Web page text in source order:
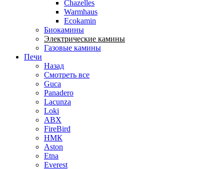
Chazelles
Warmhaus
Ecokamin
Биокамины
Электрические камины
Газовые камины
Печи
Назад
Смотреть все
Guca
Panadero
Lacunza
Loki
ABX
FireBird
НМК
Aston
Etna
Everest